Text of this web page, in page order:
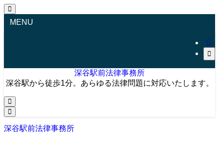
MENU
深谷駅前法律事務所
深谷駅から徒歩1分。あらゆる法律問題に対応いたします。
深谷駅前法律事務所